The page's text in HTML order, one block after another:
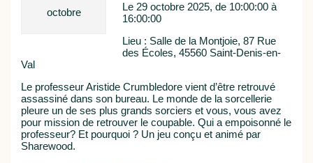
Métropole
octobre
Le 29 octobre 2025, de 10:00:00 à
16:00:00
Lieu : Salle de la Montjoie, 87 Rue
des Écoles, 45560 Saint-Denis-en-
Val
Le professeur Aristide Crumbledore vient d’être retrouvé
assassiné dans son bureau. Le monde de la sorcellerie
pleure un de ses plus grands sorciers et vous, vous avez
pour mission de retrouver le coupable. Qui a empoisonné le
professeur? Et pourquoi ? Un jeu conçu et animé par
Sharewood.